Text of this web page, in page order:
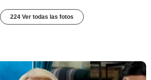
224 Ver todas las fotos